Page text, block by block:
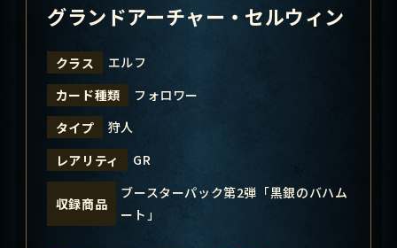
グランドアーチャー・セルウィン
クラス
エルフ
カード種類
フォロワー
タイプ
狩人
レアリティ
GR
収録商品
ブースターパック第2弾「黒銀のバハム
ート」